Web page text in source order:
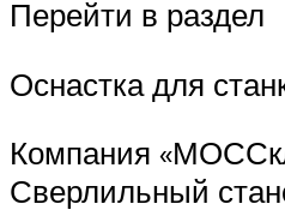
Перейти в раздел
Оснастка для
Компания
Сверлильный